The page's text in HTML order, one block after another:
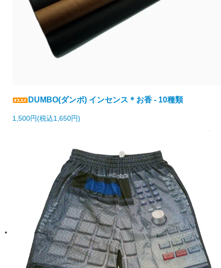
DUMBO(ダンボ) インセンス＊お香 - 10種類
1,500円(税込1,650円)